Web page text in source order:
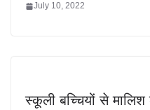
July 10, 2022
स्कूली बच्चियों से